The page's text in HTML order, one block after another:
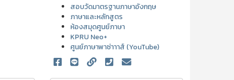
สอบวัดมาตรฐานภาษาอังกฤษ
ภาษาและหลักสูตร
ห้องสมุดศูนย์ภาษา
KPRU Neo+
ศูนย์ภาษาพาซ่าาาส์ (YouTube)